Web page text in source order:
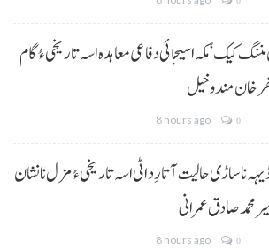
کیک‘ مکہ اسیجائی دفاعی معاہدہ اسہ تاریخی ءُ گام
خان مندوخیل
8 hours ago 0
نا ساڑی حالیت آتا رِد اٹی اسہ تاریخی ءُ مزل نا نشان
محمد صادق عمرانی
8 hours ago 0